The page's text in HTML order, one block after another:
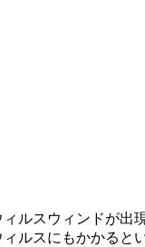
ルスウィンドが出
ルスにもかかると